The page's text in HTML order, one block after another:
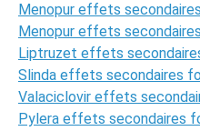
Menopur effets
Menopur effets secondaires
Liptruzet effets
Slinda effets secondaires
Valaciclovir effets
Pylera effets secondaires